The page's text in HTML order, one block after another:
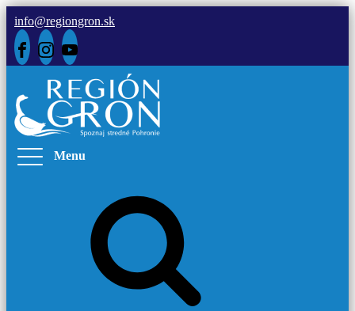
info@regiongron.sk
Menu